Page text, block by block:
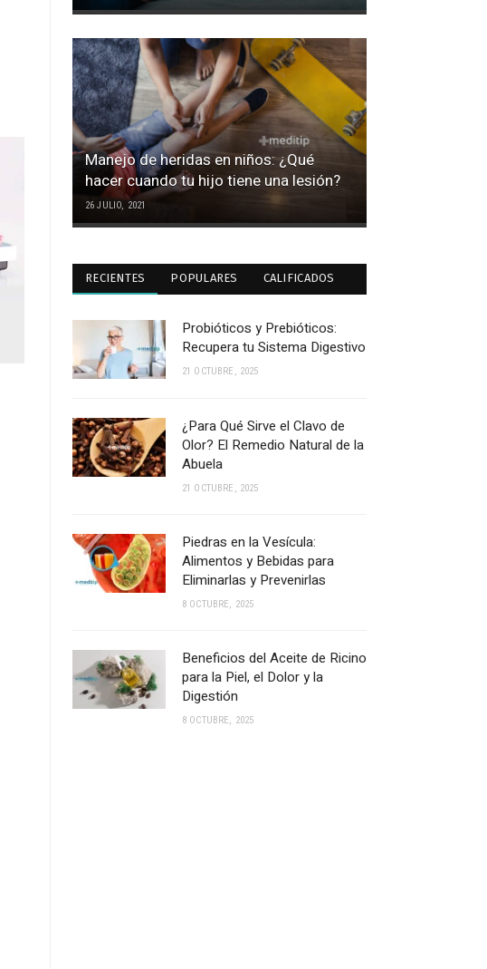
Manejo de heridas en niños: ¿Qué
hacer cuando tu hijo tiene una lesión?
26 JULIO, 2021
RECIENTES POPULARES CALIFICADOS
Probióticos y Prebióticos:
Recupera tu Sistema Digestivo
21 OCTUBRE, 2025
¿Para Qué Sirve el Clavo de
Olor? El Remedio Natural de la
Abuela
21 OCTUBRE, 2025
Piedras en la Vesícula:
Alimentos y Bebidas para
Eliminarlas y Prevenirlas
8 OCTUBRE, 2025
Beneficios del Aceite de Ricino
para la Piel, el Dolor y la
Digestión
8 OCTUBRE, 2025